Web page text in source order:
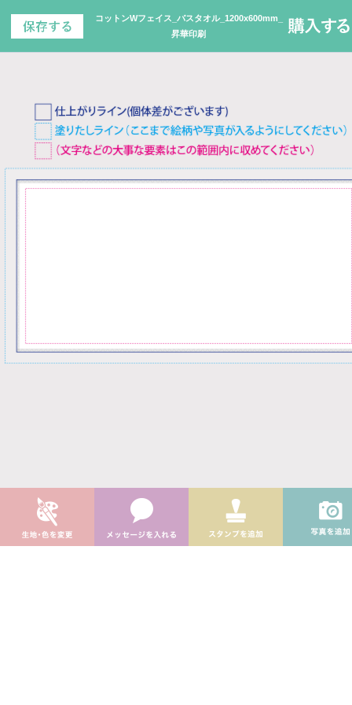
コットンWフェイス_バスタオル_1200x600mm_
昇華印刷